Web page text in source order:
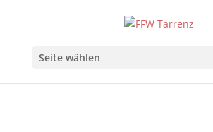
Seite wählen